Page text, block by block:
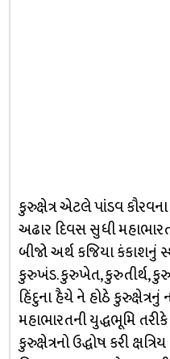
કુરુક્ષેત્ર એટલે પાંડવ
અઢાર દિવસ સુધી
બીજો અર્થ કજિયા
કુરુખંડ. કુરુખેત, કુરુતીર્થ,
હિંદુના હૈયે ને હોઠે
મહાભારતની યુદ્ધભૂમિ
કુરુક્ષેત્રનો ઉદ્ધોષ કરી